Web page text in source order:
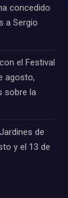
concedido
a Sergio
el Festival
agosto,
sobre la
de
y el 13 de